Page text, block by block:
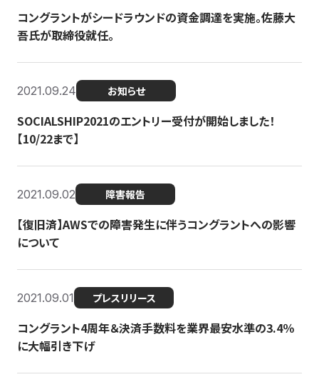
コングラントがシードラウンドの資金調達を実施。佐藤大
吾氏が取締役就任。
2021.09.24 お知らせ
SOCIALSHIP2021のエントリー受付が開始しました！
【10/22まで】
2021.09.02 障害報告
【復旧済】AWSでの障害発生に伴うコングラントへの影響
について
2021.09.01 プレスリリース
コングラント4周年＆決済手数料を業界最安水準の3.4％
に大幅引き下げ